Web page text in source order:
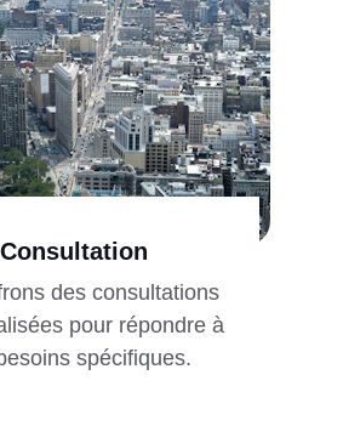
Consultation
des consultations
pour répondre à
spécifiques.